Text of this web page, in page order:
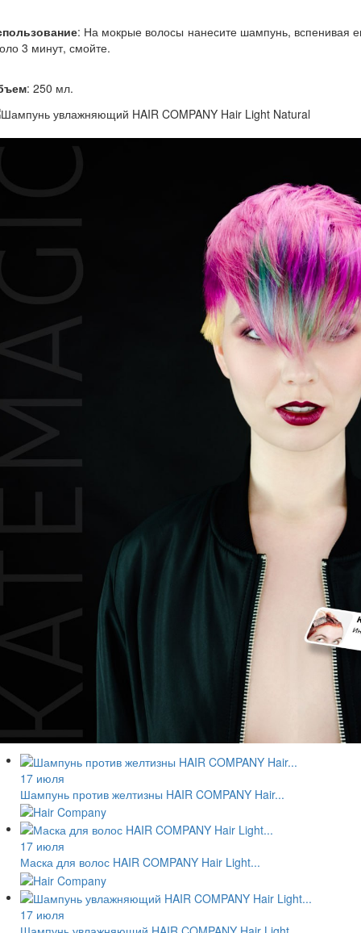
: На мокрые волосы нанесите шампунь, вспенивая
3 минут, смойте.
: 250 мл.
17 июля
Шампунь против желтизны HAIR COMPANY Hair...
17 июля
Маска для волос HAIR COMPANY Hair Light...
17 июля